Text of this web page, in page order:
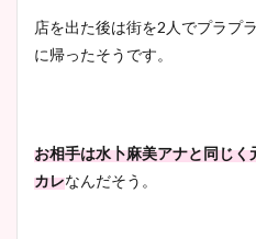
店を出た後は街を2人でプラプ
に帰ったそうです。
お相手は水卜麻美アナと同じ
カレなんだそう。